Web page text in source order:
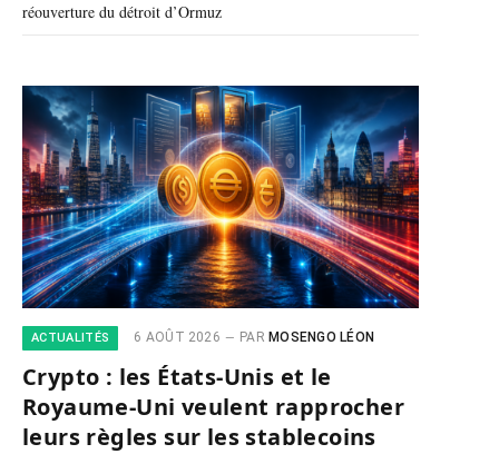
réouverture du détroit d’Ormuz
ACTUALITÉS 6 AOÛT 2026 PAR MOSENGO LÉON
Crypto : les États-Unis et le
Royaume-Uni veulent rapprocher
leurs règles sur les stablecoins